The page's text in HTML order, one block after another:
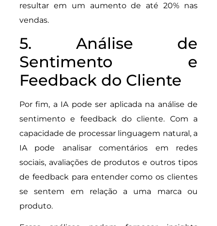
resultar em um aumento de até 20% nas
vendas.
5. Análise de
Sentimento e
Feedback do Cliente
Por fim, a IA pode ser aplicada na análise de
sentimento e feedback do cliente. Com a
capacidade de processar linguagem natural, a
IA pode analisar comentários em redes
sociais, avaliações de produtos e outros tipos
de feedback para entender como os clientes
se sentem em relação a uma marca ou
produto.